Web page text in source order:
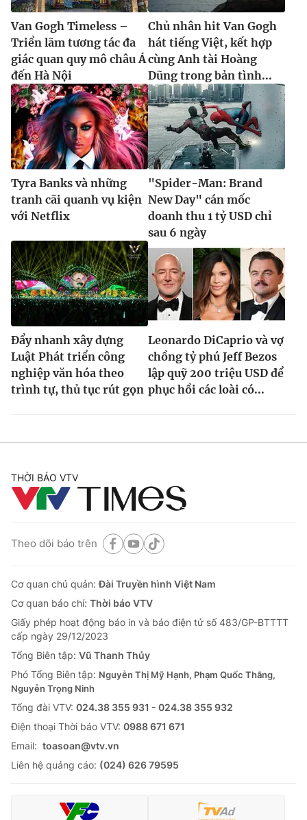
Van Gogh Timeless –
Triển lãm tương tác đa
giác quan quy mô châu Á
đến Hà Nội
Chủ nhân hit Van Gogh
hát tiếng Việt, kết hợp
cùng Anh tài Hoàng
Dũng trong bản tình...
Tyra Banks và những
tranh cãi quanh vụ kiện
với Netflix
"Spider-Man: Brand
New Day" cán mốc
doanh thu 1 tỷ USD chỉ
sau 6 ngày
Đẩy nhanh xây dựng
Luật Phát triển công
nghiệp văn hóa theo
trình tự, thủ tục rút gọn
Leonardo DiCaprio và vợ
chồng tỷ phú Jeff Bezos
lập quỹ 200 triệu USD để
phục hồi các loài có...
THỜI BÁO VTV
Theo dõi báo trên
Cơ quan chủ quản:Đài Truyền hình Việt Nam
Cơ quan báo chí: Thời báo VTV
Giấy phép hoạt động báo in và báo điện tử số 483/GP-BTTTT
cấp ngày 29/12/2023
Tổng Biên tập: Vũ Thanh Thủy
Phó Tổng Biên tập: Nguyễn Thị Mỹ Hạnh, Phạm Quốc Thắng,
Nguyễn Trọng Ninh
Tổng đài VTV: 024.38 355 931 - 024.38 355 932
Ðiện thoại Thời báo VTV: 0988 671 671
Email: toasoan@vtv.vn
Liên hệ quảng cáo: (024) 626 79595